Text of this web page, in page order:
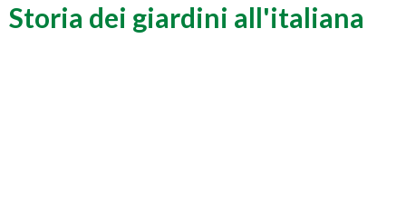
Storia dei giardini all'italiana